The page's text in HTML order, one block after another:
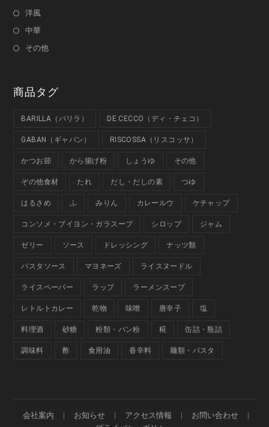
洋風
中華
その他
商品タグ
BARILLA（バリラ） DE CECCO（ディ・チェコ）
GABAN（ギャバン） RISCOSSA（リスコッサ）
かつお節 から揚げ粉 しょうゆ その他
ぞの他食材 たれ だし・だしの素 つゆ
はるさめ ふ みりん カレールウ ケチャップ
コンソメ・ブイヨン・ガラスープ シロップ ジャム
ゼリー ソース ドレッシング ナッツ類
パスタソース マヨネーズ ライスヌードル
ライスペーパー ラップ ラーメンスープ
レトルトカレー 乾物 味噌 唐辛子 塩
料理酒 砂糖 粉類・パン粉 糀 缶詰・瓶詰
調味料 酢 食用油 香辛料 麺類・パスタ
会社案内 お知らせ アクセス情報
お問い合わせ